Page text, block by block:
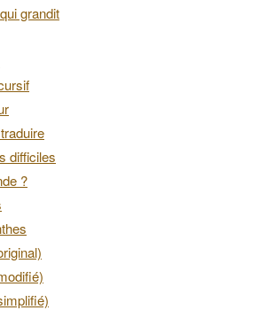
grandit
difficiles
?